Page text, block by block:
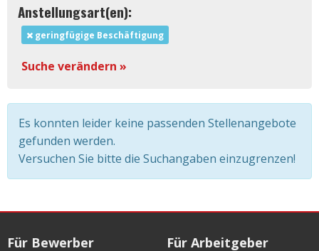
Anstellungsart(en):
geringfügige Beschäftigung
Suche verändern »
Es konnten leider keine passenden Stellenangebote
gefunden werden.
Versuchen Sie bitte die Suchangaben einzugrenzen!
Für Bewerber Für Arbeitgeber